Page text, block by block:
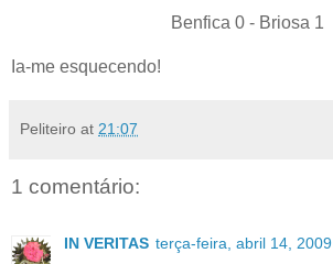
Benfica 0 - Briosa 1
Ia-me esquecendo!
Peliteiro at 21:07
1 comentário:
IN VERITAS terça-feira, abril 14, 2009